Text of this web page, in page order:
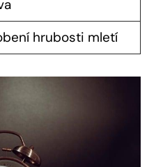
hrubosti mletí